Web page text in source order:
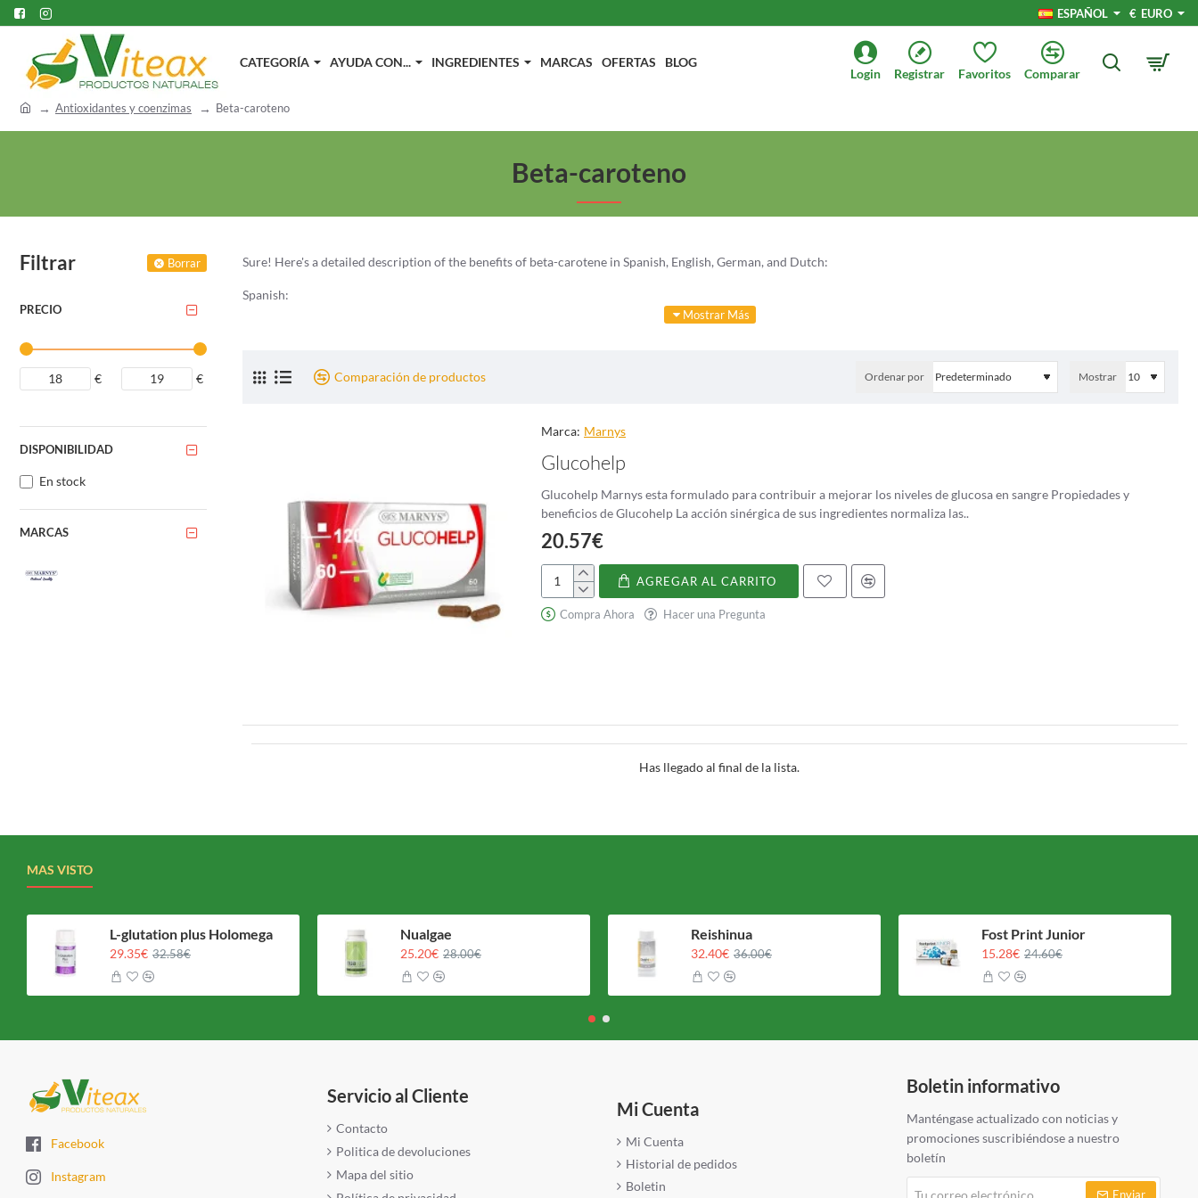
ESPAÑOL € EURO
CATEGORÍA AYUDA CON... INGREDIENTES MARCAS OFERTAS BLOG
Login Registrar Favoritos Comparar
Antioxidantes y coenzimas Beta-caroteno
Beta-caroteno
Filtrar Borrar
PRECIO
€ €
DISPONIBILIDAD
En stock
MARCAS
Sure! Here's a detailed description of the benefits of beta-carotene in Spanish, English, German, and Dutch:
Spanish:
El beta-caroteno es un pigmento vegetal que pertenece al grupo de los carotenoides. Este compuesto es conocido por ser un precursor de la vitamina A, lo cual significa
verduras de color naranja y verde oscuro.
organismo a defenderse de infecciones y enfermedades.
Otro beneficio importante del beta-caroteno es su capacidad antioxidante. Los antioxidantes protegen a las células del daño causado por los radicales libres, que son
moléculas inestables producidas por procesos normales del cuerpo y factores externos como la contaminación y el estrés. Esto ayuda a reducir el riesgo de enfermedades
crónicas como enfermedades cardíacas, cáncer y enfermedades neurodegenerativas.
Comparación de productos Ordenar por Mostrar
Marca: Marnys
Glucohelp
Glucohelp Marnys esta formulado para contribuir a mejorar los niveles de glucosa en sangre Propiedades y
beneficios de Glucohelp La acción sinérgica de sus ingredientes normaliza las..
20.57€
Glucohelp
AGREGAR AL CARRITO
Compra Ahora Hacer una Pregunta
Has llegado al final de la lista.
MAS VISTO
L-glutation plus Holomega
29.35€ 32.58€
Nualgae
25.20€ 28.00€
Reishinua
32.40€ 36.00€
Fost Print Junior
15.28€ 24.60€
Facebook
Instagram
Servicio al Cliente
Contacto
Politica de devoluciones
Mapa del sitio
Mi Cuenta
Mi Cuenta
Historial de pedidos
Boletin
Boletin informativo
Manténgase actualizado con noticias y
promociones suscribiéndose a nuestro
boletín
Enviar